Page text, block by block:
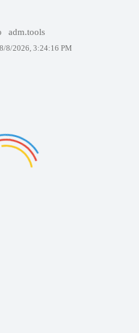
adm.tools
8/8/2026, 3:24:16 PM